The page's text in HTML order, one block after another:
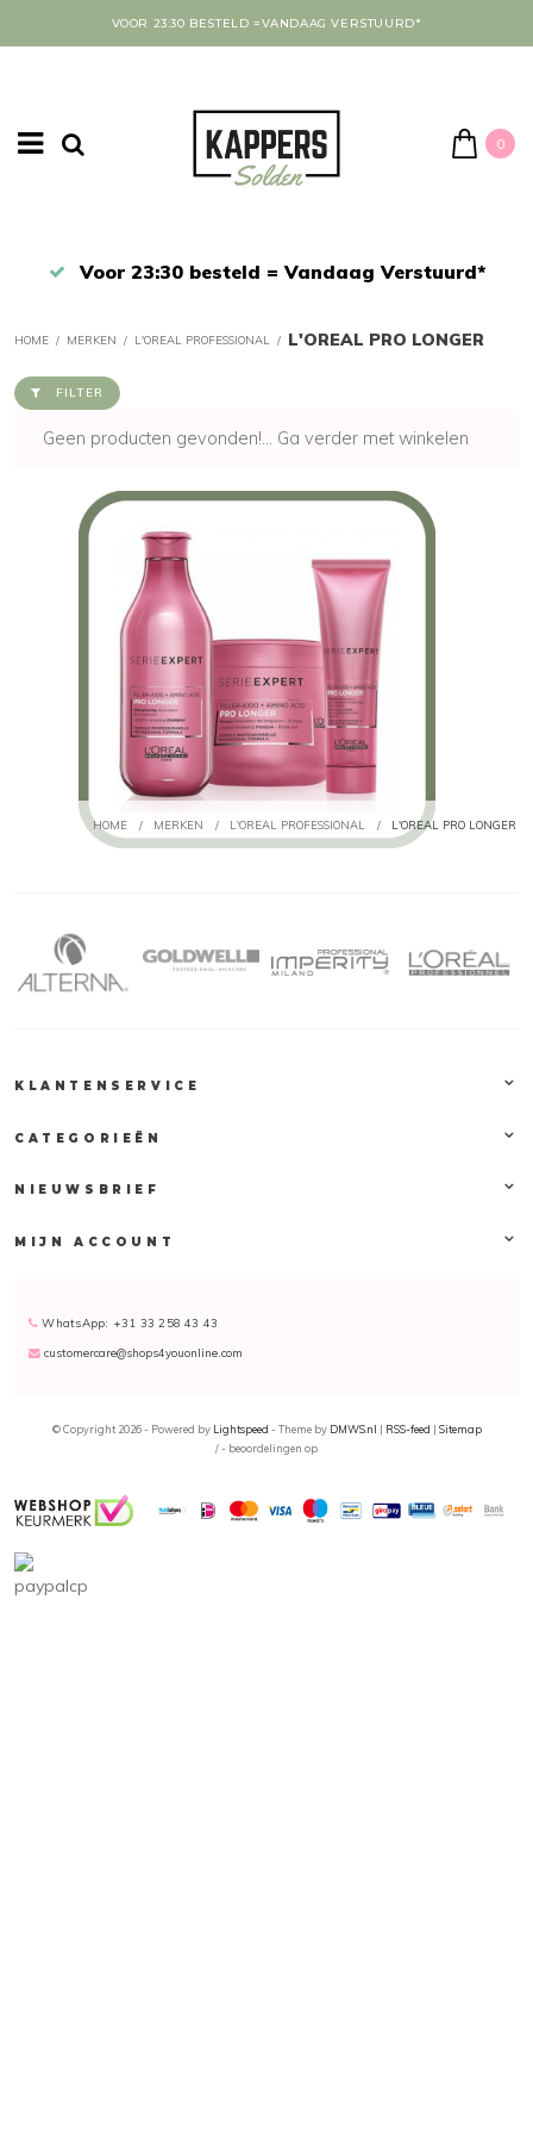
VOOR 23:30 BESTELD =VANDAAG VERSTUURD*
0
Afrekenen in een veilige omgeving
HOME / MERKEN / L'OREAL PROFESSIONAL / L'OREAL PRO LONGER
FILTER
Geen producten gevonden!... Ga verder met winkelen
HOME / MERKEN / L'OREAL PROFESSIONAL / L'OREAL PRO LONGER
KLANTENSERVICE
CATEGORIEËN
NIEUWSBRIEF
MIJN ACCOUNT
WhatsApp: +31 33 258 43 43
customercare@shops4youonline.com
© Copyright 2026 - Powered by Lightspeed - Theme by DMWS.nl | RSS-feed | Sitemap
/- beoordelingen op